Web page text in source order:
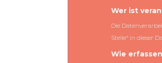
Wer ist
Die
Stelle“ in dieser
Wie